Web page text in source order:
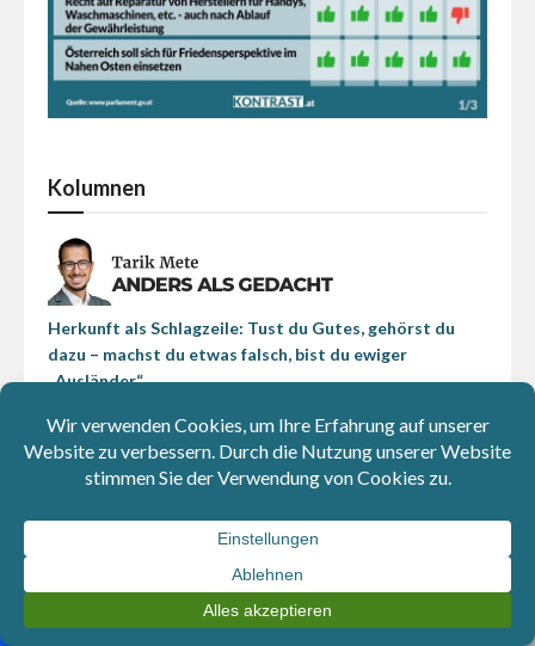
Kolumnen
Herkunft als Schlagzeile: Tust du Gutes, gehörst du
dazu – machst du etwas falsch, bist du ewiger
„Ausländer“
Beim Strom passiert die Energiewende schon: Die EU
und China sind beim Erneuerbaren-Ausbau Vorreiter
Politik für Reiche im Klassenzimmer: Die Agenda